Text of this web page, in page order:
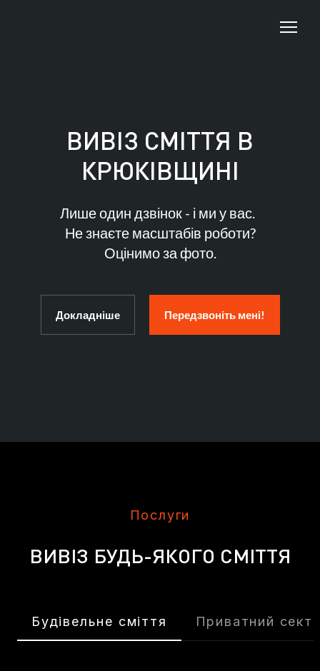
ВИВІЗ СМІТТЯ В
КРЮКІВЩИНІ
Лише один дзвінок - і ми у вас.
Не знаєте масштабів роботи?
Оцінимо за фото.
Докладніше Передзвоніть мені!
Послуги
ВИВІЗ БУДЬ-ЯКОГО СМІТТЯ
Будівельне сміття Приватний